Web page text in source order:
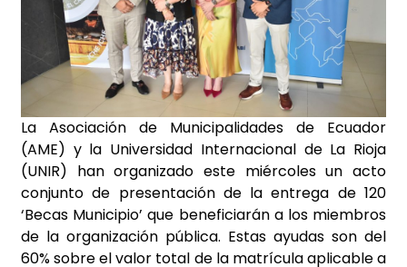
La Asociación de Municipalidades de Ecuador
(AME) y la Universidad Internacional de La Rioja
(UNIR) han organizado este miércoles un acto
conjunto de presentación de la entrega de 120
‘Becas Municipio’ que beneficiarán a los miembros
de la organización pública. Estas ayudas son del
60% sobre el valor total de la matrícula aplicable a